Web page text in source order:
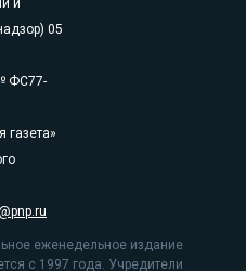
05
ФС77-
газета»
еженедельное издание
с 1997 года. Учредители